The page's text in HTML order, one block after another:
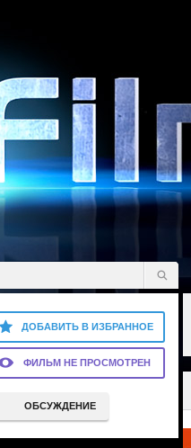
ДОБАВИТЬ В ИЗБРАННОЕ
ФИЛЬМ НЕ ПРОСМОТРЕН
ОБСУЖДЕНИЕ